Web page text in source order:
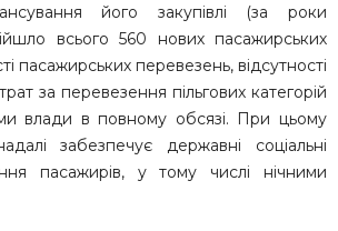
його закупівлі (за роки
всього 560 нових пасажирських
пасажирських перевезень, відсутності
за перевезення пільгових категорій
влади в повному обсязі. При цьому
забезпечує державні соціальні
пасажирів, у тому числі нічними